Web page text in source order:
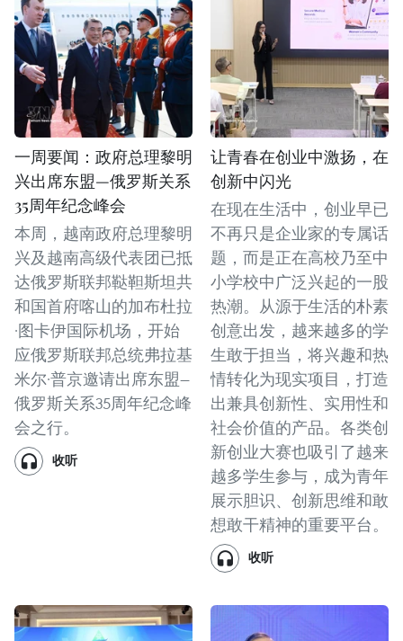
一周要闻：政府总理黎明
兴出席东盟—俄罗斯关系
35周年纪念峰会
本周，越南政府总理黎明
兴及越南高级代表团已抵
达俄罗斯联邦鞑靼斯坦共
和国首府喀山的加布杜拉
·图卡伊国际机场，开始
应俄罗斯联邦总统弗拉基
米尔·普京邀请出席东盟—
俄罗斯关系35周年纪念峰
会之行。
收听
让青春在创业中激扬，在
创新中闪光
在现在生活中，创业早已
不再只是企业家的专属话
题，而是正在高校乃至中
小学校中广泛兴起的一股
热潮。从源于生活的朴素
创意出发，越来越多的学
生敢于担当，将兴趣和热
情转化为现实项目，打造
出兼具创新性、实用性和
社会价值的产品。各类创
新创业大赛也吸引了越来
越多学生参与，成为青年
展示胆识、创新思维和敢
想敢干精神的重要平台。
收听